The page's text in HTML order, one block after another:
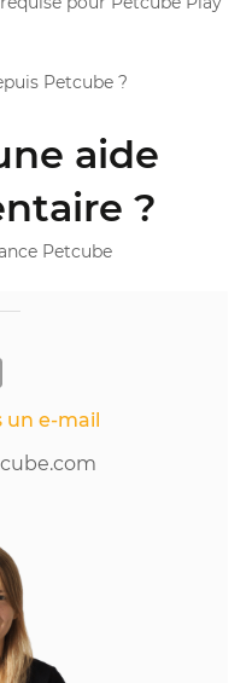
Petcube ?
aide
?
Petcube
un e-mail